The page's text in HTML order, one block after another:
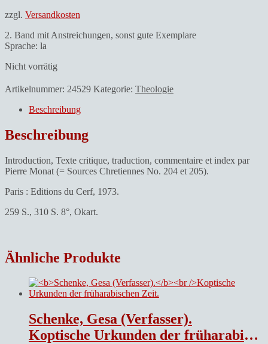
zzgl. Versandkosten
2. Band mit Anstreichungen, sonst gute Exemplare
Sprache: la
Nicht vorrätig
Artikelnummer: 24529 Kategorie: Theologie
Beschreibung
Beschreibung
Introduction, Texte critique, traduction, commentaire et index par
Pierre Monat (= Sources Chretiennes No. 204 et 205).
Paris : Editions du Cerf, 1973.
259 S., 310 S. 8°, Okart.
Ähnliche Produkte
Schenke, Gesa (Verfasser).
Koptische Urkunden der früharabischen Zeit.